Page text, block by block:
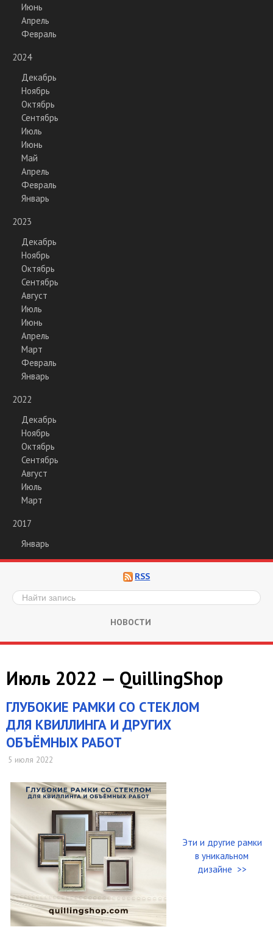
Июнь
Апрель
Февраль
2024
Декабрь
Ноябрь
Октябрь
Сентябрь
Июль
Июнь
Май
Апрель
Февраль
Январь
2023
Декабрь
Ноябрь
Октябрь
Сентябрь
Август
Июль
Июнь
Апрель
Март
Февраль
Январь
2022
Декабрь
Ноябрь
Октябрь
Сентябрь
Август
Июль
Март
2017
Январь
RSS
НОВОСТИ
Июль 2022 — QuillingShop
ГЛУБОКИЕ РАМКИ СО СТЕКЛОМ
ДЛЯ КВИЛЛИНГА И ДРУГИХ
ОБЪЁМНЫХ РАБОТ
5 июля 2022
Эти и другие рамки
в уникальном
дизайне >>